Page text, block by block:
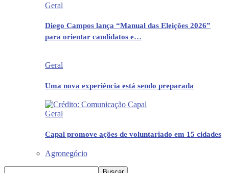
Geral
Diego Campos lança “Manual das Eleições 2026”
para orientar candidatos e…
Geral
Uma nova experiência está sendo preparada
Geral
Capal promove ações de voluntariado em 15 cidades
Agronegócio